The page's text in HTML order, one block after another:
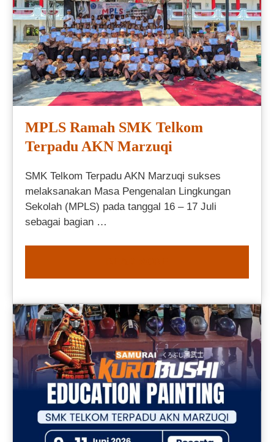
MPLS Ramah SMK Telkom
Terpadu AKN Marzuqi
SMK Telkom Terpadu AKN Marzuqi sukses
melaksanakan Masa Pengenalan Lingkungan
Sekolah (MPLS) pada tanggal 16 – 17 Juli
sebagai bagian …